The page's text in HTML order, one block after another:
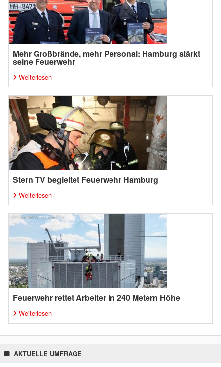
Mehr Großbrände, mehr Personal: Hamburg stärkt
seine Feuerwehr
Weiterlesen
Stern TV begleitet Feuerwehr Hamburg
Weiterlesen
Feuerwehr rettet Arbeiter in 240 Metern Höhe
Weiterlesen
AKTUELLE UMFRAGE